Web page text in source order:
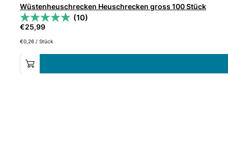
Wüstenheuschrecken Heuschrecken gross 100 Stück
(10)
€25,99
€0,26 /Stück